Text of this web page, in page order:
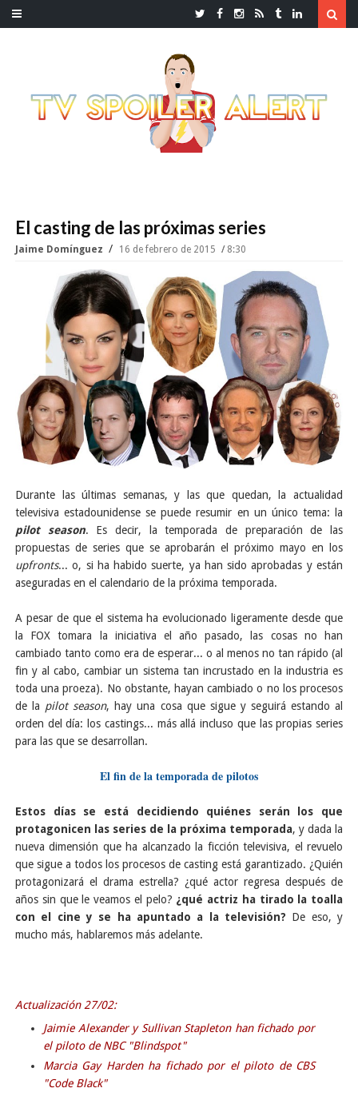
El casting de las próximas series
Jaime Domínguez 16 de febrero de 2015 8:30
Durante las últimas semanas, y las que quedan, la actualidad
televisiva estadounidense se puede resumir en un único tema: la
pilot season. Es decir, la temporada de preparación de las
propuestas de series que se aprobarán el próximo mayo en los
upfronts... o, si ha habido suerte, ya han sido aprobadas y están
aseguradas en el calendario de la próxima temporada.
A pesar de que el sistema ha evolucionado ligeramente desde que
la FOX tomara la iniciativa el año pasado, las cosas no han
cambiado tanto como era de esperar... o al menos no tan rápido (al
fin y al cabo, cambiar un sistema tan incrustado en la industria es
toda una proeza). No obstante, hayan cambiado o no los procesos
de la pilot season, hay una cosa que sigue y seguirá estando al
orden del día: los castings... más allá incluso que las propias series
para las que se desarrollan.
El fin de la temporada de pilotos
Estos días se está decidiendo quiénes serán los que
protagonicen las series de la próxima temporada, y dada la
nueva dimensión que ha alcanzado la ficción televisiva, el revuelo
que sigue a todos los procesos de casting está garantizado. ¿Quién
protagonizará el drama estrella? ¿qué actor regresa después de
años sin que le veamos el pelo? ¿qué actriz ha tirado la toalla
con el cine y se ha apuntado a la televisión? De eso, y
mucho más, hablaremos más adelante.
Actualización 27/02:
Jaimie Alexander y Sullivan Stapleton han fichado por
el piloto de NBC "Blindspot"
Marcia Gay Harden ha fichado por el piloto de CBS
"Code Black"